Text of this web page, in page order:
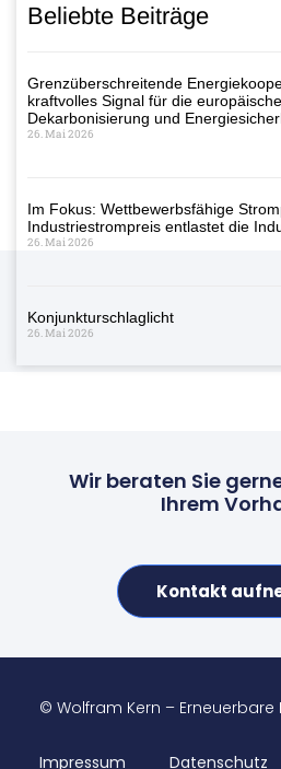
Beliebte Beiträge
Grenzüberschreitende
kraftvolles Signal für die
Dekarbonisierung und
26. Mai 2026
Im Fokus: Wettbewerbsfähige
Industriestrompreis entlastet die
26. Mai 2026
Konjunkturschlaglicht
26. Mai 2026
Wir beraten Sie
Ihrem
Kontakt
© Wolfram Kern – Erneuerbare
Impressum Datenschutz